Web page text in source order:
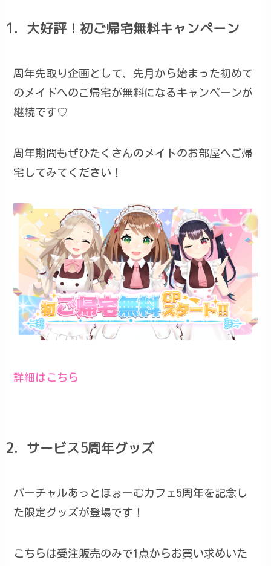
1．大好評！初ご帰宅無料キャンペーン
周年先取り企画として、先月から始まった初めて
のメイドへのご帰宅が無料になるキャンペーンが
継続です♡
周年期間もぜひたくさんのメイドのお部屋へご帰
宅してみてください！
詳細はこちら
2．サービス5周年グッズ
バーチャルあっとほぉーむカフェ5周年を記念し
た限定グッズが登場です！
こちらは受注販売のみで1点からお買い求めいた